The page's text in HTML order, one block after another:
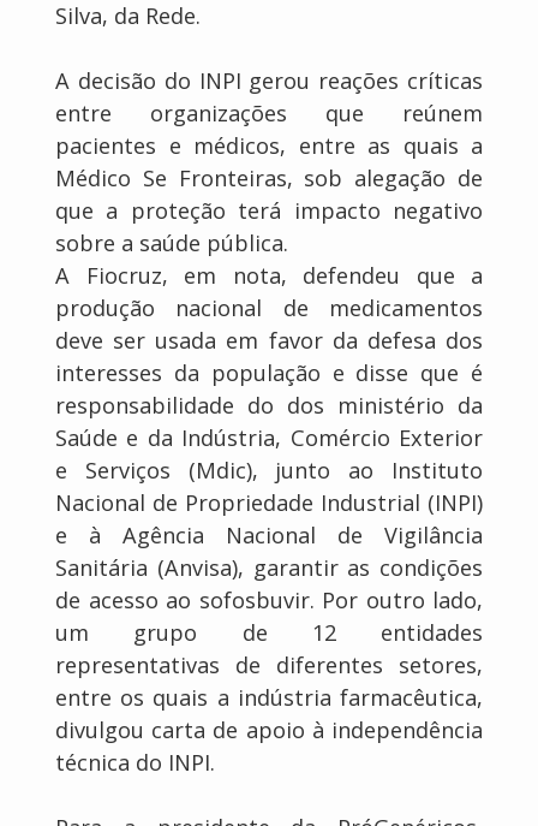
Silva, da Rede.
A decisão do INPI gerou reações críticas
entre organizações que reúnem
pacientes e médicos, entre as quais a
Médico Se Fronteiras, sob alegação de
que a proteção terá impacto negativo
sobre a saúde pública.
A Fiocruz, em nota, defendeu que a
produção nacional de medicamentos
deve ser usada em favor da defesa dos
interesses da população e disse que é
responsabilidade do dos ministério da
Saúde e da Indústria, Comércio Exterior
e Serviços (Mdic), junto ao Instituto
Nacional de Propriedade Industrial (INPI)
e à Agência Nacional de Vigilância
Sanitária (Anvisa), garantir as condições
de acesso ao sofosbuvir. Por outro lado,
um grupo de 12 entidades
representativas de diferentes setores,
entre os quais a indústria farmacêutica,
divulgou carta de apoio à independência
técnica do INPI.